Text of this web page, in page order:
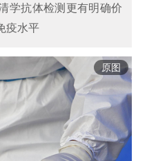
学抗体检测更有明确价
疫水平
原图